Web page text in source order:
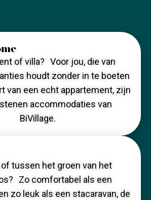
of villa? Voor jou, die van
houdt zonder in te boeten
van een echt appartement, zijn
accommodaties van
BiVillage.
tussen het groen van het
Zo comfortabel als een
zo leuk als een stacaravan, de